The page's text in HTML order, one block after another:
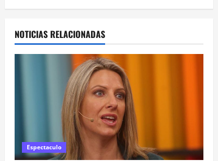
c
NOTICIAS RELACIONADAS
Espectaculo